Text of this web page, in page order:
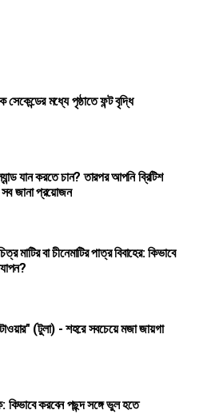
মধ্যে পৃষ্ঠাতে ফন্ট বৃদ্ধি
যান করতে চান? তারপর আপনি ব্রিটিশ
জানা প্রয়োজন
মাটির বা চীনেমাটির পাত্র বিবাহের: কিভাবে
"টাওয়ার" (টুলা) - শহরে সবচেয়ে মজা জায়গা
কিভাবে করবেন পছন্দ সঙ্গে ভুল হতে